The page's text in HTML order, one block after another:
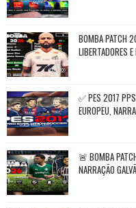
BOMBA PATCH
LIBERTADORES
✅ PES 2017
EUROPEU,
🚨 BOMBA
NARRAÇÃO